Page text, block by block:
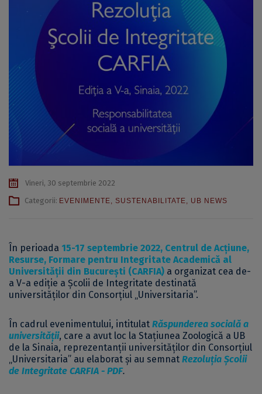
Vineri, 30 septembrie 2022
Categorii: EVENIMENTE, SUSTENABILITATE, UB NEWS
În perioada 15-17 septembrie 2022, Centrul de Acțiune,
Resurse, Formare pentru Integritate Academică al
Universității din București (CARFIA) a organizat cea de-
a V-a ediție a Școlii de Integritate destinată
universităților din Consorțiul „Universitaria”.
În cadrul evenimentului, intitulat Răspunderea socială a
universității, care a avut loc la Stațiunea Zoologică a UB
de la Sinaia, reprezentanții universităților din Consorțiul
„Universitaria” au elaborat și au semnat Rezoluția Școlii
de Integritate CARFIA - PDF.